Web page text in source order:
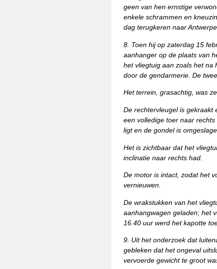
geen van hen ernstige
enkele schrammen en
dag terugkeren naar
8. Toen hij op zaterdag 15
aanhanger op de plaats van
het vliegtuig aan zoals het na
door de gendarmerie. De
Het terrein, grasachtig, was
De rechtervleugel is gekraakt
een volledige toer naar
ligt en de gondel is
Het is zichtbaar dat het
inclinatie naar rechts had.
De motor is intact, zodat het
vernieuwen.
De wrakstukken van het
aanhangwagen geladen; het
16.40 uur werd het kapotte
9. Uit het onderzoek dat
gebleken dat het ongeval
vervoerde gewicht te groot